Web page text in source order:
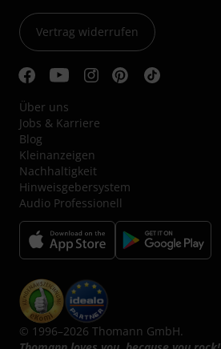
Vertrag widerrufen
Über uns
Jobs & Karriere
Blog
Kleinanzeigen
Nachhaltigkeit
Hinweisgebersystem
Audio Professionell
© 1996–2026 Thomann GmbH.